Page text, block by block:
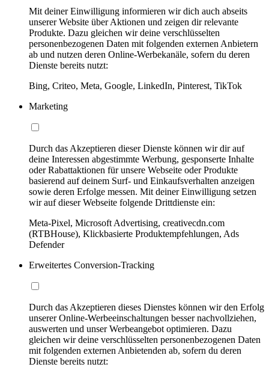
Mit deiner Einwilligung informieren wir dich auch abseits
unserer Website über Aktionen und zeigen dir relevante
Produkte. Dazu gleichen wir deine verschlüsselten
personenbezogenen Daten mit folgenden externen Anbietern
ab und nutzen deren Online-Werbekanäle, sofern du deren
Dienste bereits nutzt:
Bing, Criteo, Meta, Google, LinkedIn, Pinterest, TikTok
Marketing
Durch das Akzeptieren dieser Dienste können wir dir auf
deine Interessen abgestimmte Werbung, gesponserte Inhalte
oder Rabattaktionen für unsere Webseite oder Produkte
basierend auf deinem Surf- und Einkaufsverhalten anzeigen
sowie deren Erfolge messen. Mit deiner Einwilligung setzen
wir auf dieser Webseite folgende Drittdienste ein:
Meta-Pixel, Microsoft Advertising, creativecdn.com
(RTBHouse), Klickbasierte Produktempfehlungen, Ads
Defender
Erweitertes Conversion-Tracking
Durch das Akzeptieren dieses Dienstes können wir den Erfolg
unserer Online-Werbeeinschaltungen besser nachvollziehen,
auswerten und unser Werbeangebot optimieren. Dazu
gleichen wir deine verschlüsselten personenbezogenen Daten
mit folgenden externen Anbietenden ab, sofern du deren
Dienste bereits nutzt: